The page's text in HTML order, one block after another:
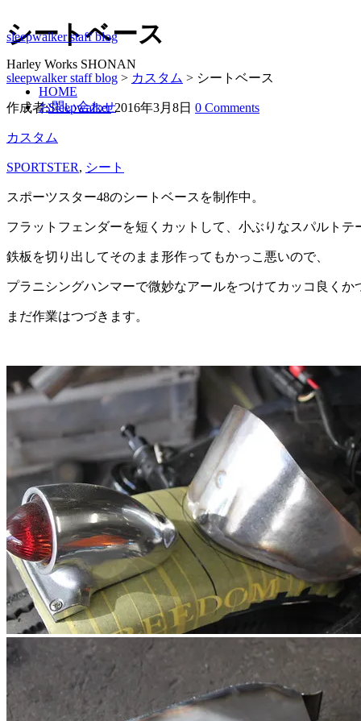
sleepwalker staff blog
Harley Works SHONAN
HOME
お問い合わせ
シートベース
sleepwalker staff blog > カスタム > シートベース
作成者:Sleepwalker 2016年3月8日 0 Comments
カスタム
SPORTSTER, シート
スポーツスター48のシートベースを制作中。
フラットフェンダーを短くカットして、小ぶりなスパルトテ
鉄板を切り出してそのまま形作ってもかっこ悪いので、
プラニシングハンマーで微妙なアールをつけてカッコ良くか
まだ作業はつづきます。